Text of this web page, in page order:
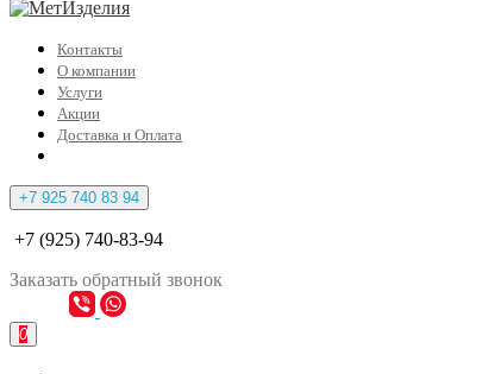
Контакты
О компании
Услуги
Акции
Доставка и Оплата
+7 925 740 83 94
+7 (925) 740-83-94
Заказать обратный звонок
0